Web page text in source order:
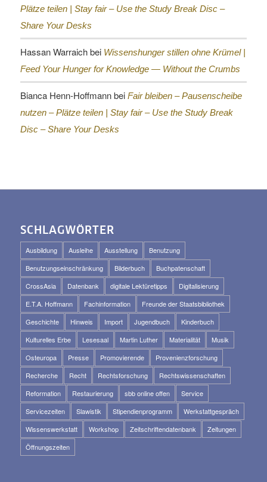
Plätze teilen | Stay fair – Use the Study Break Disc –
Share Your Desks
Hassan Warraichbei Wissenshunger stillen ohne Krümel |
Feed Your Hunger for Knowledge — Without the Crumbs
Bianca Henn-Hoffmannbei Fair bleiben – Pausenscheibe
nutzen – Plätze teilen | Stay fair – Use the Study Break
Disc – Share Your Desks
SCHLAGWÖRTER
Ausbildung Ausleihe Ausstellung
Benutzung
Benutzungseinschränkung
Bilderbuch
Buchpatenschaft
CrossAsia
Datenbank digitale Lektüretipps
Digitalisierung
E.T.A. Hoffmann
Fachinformation
Freunde der Staatsbibliothek
Geschichte
Hinweis Import Jugendbuch
Kinderbuch
Kulturelles Erbe
Lesesaal Martin Luther Materialität
Musik
Osteuropa
Presse Promovierende
Provenienzforschung
Recherche
Recht Rechtsforschung
Rechtswissenschaften
Reformation
Restaurierung sbb online offen
Service
Servicezeiten
Slawistik Stipendienprogramm
Werkstattgespräch
Wissenswerkstatt
Workshop Zeitschriftendatenbank
Zeitungen
Öffnungszeiten